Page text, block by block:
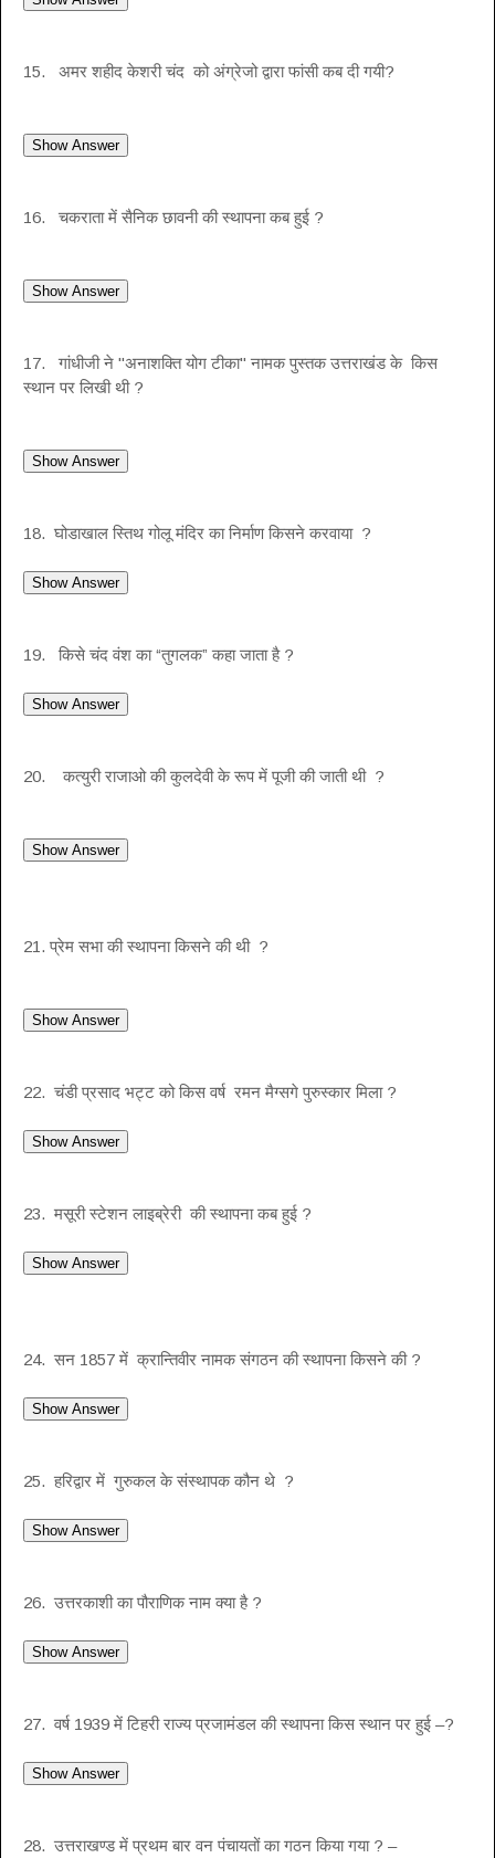
15. अमर शहीद केशरी चंद को अंग्रेजो द्वारा फांसी कब दी गयी?
16. चकराता में सैनिक छावनी की स्थापना कब हुई ?
17. गांधीजी ने "अनाशक्ति योग टीका" नामक पुस्तक उत्तराखंड के किस
स्थान पर लिखी थी ?
18. घोडाखाल स्तिथ गोलू मंदिर का निर्माण किसने करवाया ?
19. किसे चंद वंश का “तुगलक” कहा जाता है ?
20. कत्युरी राजाओ की कुलदेवी के रूप में पूजी की जाती थी ?
21. प्रेम सभा की स्थापना किसने की थी ?
22. चंडी प्रसाद भट्ट को किस वर्ष रमन मैग्सगे पुरुस्कार मिला ?
23. मसूरी स्टेशन लाइब्रेरी की स्थापना कब हुई ?
24. सन 1857 में क्रान्तिवीर नामक संगठन की स्थापना किसने की ?
25. हरिद्वार में गुरुकल के संस्थापक कौन थे ?
26. उत्तरकाशी का पौराणिक नाम क्या है ?
27. वर्ष 1939 में टिहरी राज्य प्रजामंडल की स्थापना किस स्थान पर हुई –?
28. उत्तराखण्ड में प्रथम बार वन पंचायतों का गठन किया गया ? –